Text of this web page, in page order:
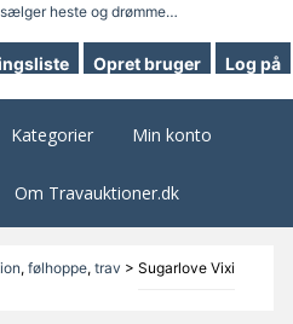
Opret bruger Log på
Kategorier Min konto
Om Travauktioner.dk
, følhoppe, trav > Sugarlove Vixi